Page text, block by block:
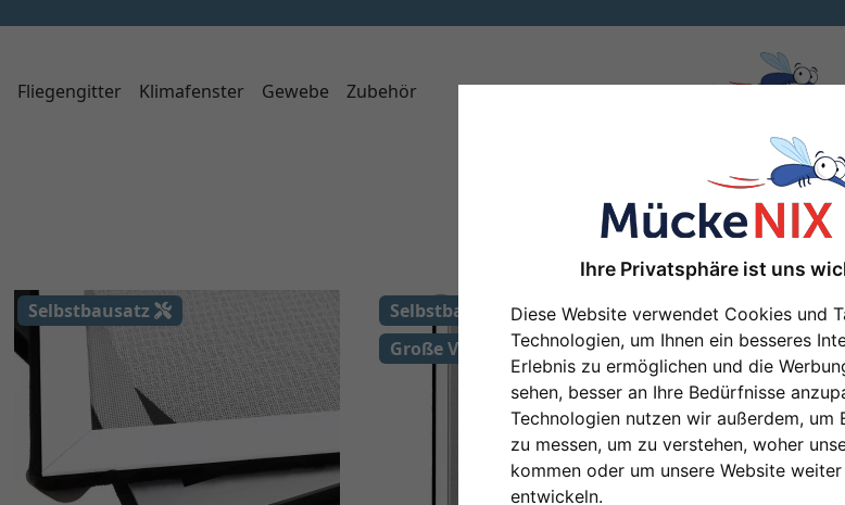
Ihre Privatsphäre ist uns
Diese Website verwendet Cookies und
Technologien, um Ihnen ein besseres
Erlebnis zu ermöglichen und die
sehen, besser an Ihre Bedürfnisse
Technologien nutzen wir außerdem, um
zu messen, um zu verstehen, woher
kommen oder um unsere Website
entwickeln.
Fliegengitter Klimafenster Gewebe Zubehör
Fliegengitter
Insektenschutz für Fenster, Türen und
Selbstbausatz
Große Vielfalt
Selbstbausatz
Große
Fix &